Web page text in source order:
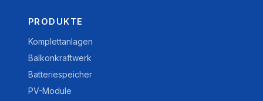
PRODUKTE
Komplettanlagen
Balkonkraftwerk
Batteriespeicher
PV-Module